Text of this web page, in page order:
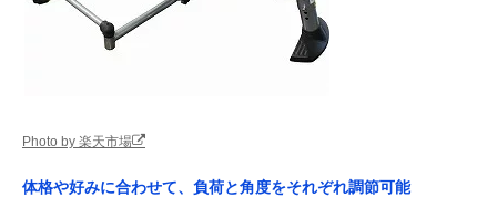
Photo by 楽天市場
体格や好みに合わせて、負荷と角度をそれぞれ調節可能